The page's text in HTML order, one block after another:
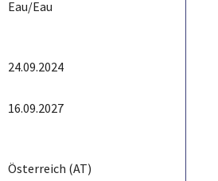
Eau/Eau
24.09.2024
16.09.2027
Österreich (AT)